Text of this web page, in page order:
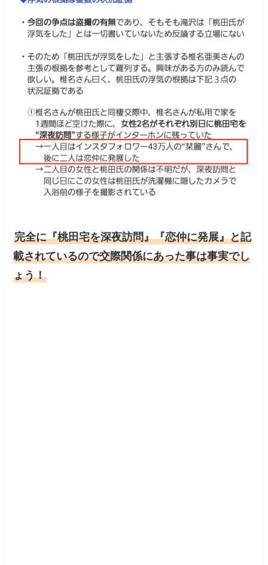
完全に『桃田宅を深夜訪問』『恋仲に発展』と記
載されているので交際関係にあった事は事実でし
ょう！